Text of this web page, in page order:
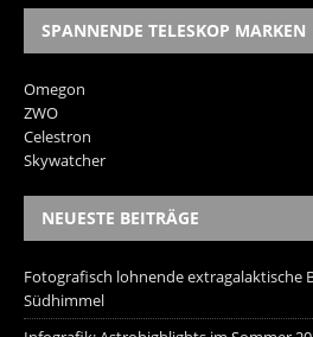
SPANNENDE TELESKOP MARKEN
Omegon
ZWO
Celestron
Skywatcher
NEUESTE BEITRÄGE
Fotografisch lohnende extragalaktische
Südhimmel